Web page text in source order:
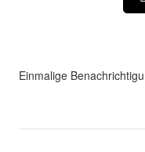
Einmalige